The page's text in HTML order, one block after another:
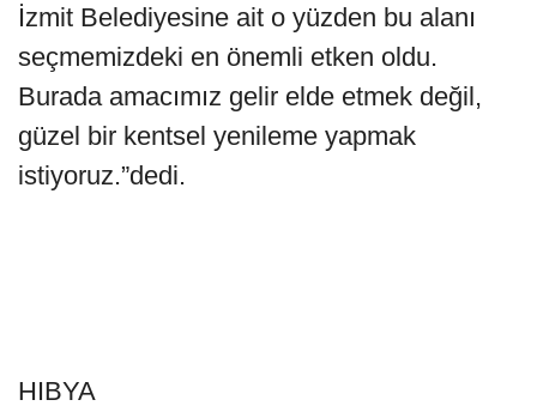
İzmit Belediyesine ait o yüzden bu alanı
seçmemizdeki en önemli etken oldu.
Burada amacımız gelir elde etmek değil,
güzel bir kentsel yenileme yapmak
istiyoruz.”dedi.
HIBYA